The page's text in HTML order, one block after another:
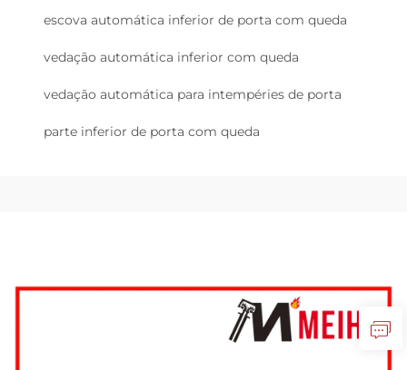
escova automática inferior de porta com queda
vedação automática inferior com queda
vedação automática para intempéries de porta
parte inferior de porta com queda